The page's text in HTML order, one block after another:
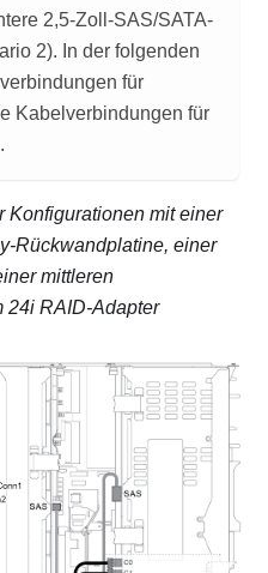
2,5-Zoll-SAS/SATA-
2). In der folgenden
für
Kabelverbindungen für
Konfigurationen mit einer
Rückwandplatine, einer
mittleren
24i RAID-Adapter